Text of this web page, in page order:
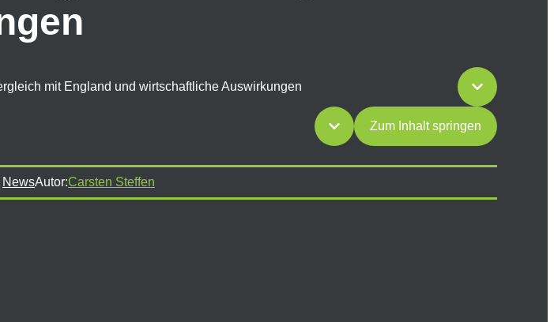
mit England und wirtschaftliche Auswirkungen
Zum Inhalt springen
NewsAutor:Carsten Steffen